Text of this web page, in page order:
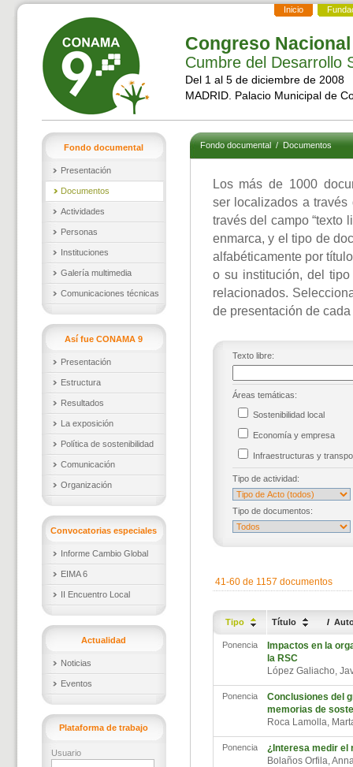
Inicio
Congreso
Cumbre del Desarrollo
Del 1 al 5 de diciembre de 2008
MADRID. Palacio Municipal de
Fondo documental
Presentación
Documentos
Actividades
Personas
Instituciones
Galería multimedia
Comunicaciones técnicas
Así fue CONAMA 9
Presentación
Estructura
Resultados
La exposición
Política de sostenibilidad
Comunicación
Organización
Convocatorias especiales
Informe Cambio Global
EIMA 6
II Encuentro Local
Actualidad
Noticias
Eventos
Plataforma de trabajo
Usuario
Fondo documental/Documentos
Los más de 1000
ser localizados a
través del campo “texto
enmarca, y el tipo de
alfabéticamente por
o su institución, del
relacionados.
de presentación de
Texto libre:
Áreas temáticas:
Sostenibilidad local
Economía y empresa
Infraestructuras y
Tipo de actividad:
Tipo de documentos:
41-60 de 1157 documentos
Tipo Título /
Ponencia
Impactos en la
la RSC
López Galiacho,
Ponencia
Conclusiones del
memorias de
Roca Lamolla,
Ponencia
¿Interesa medir el
Bolaños Orfila,